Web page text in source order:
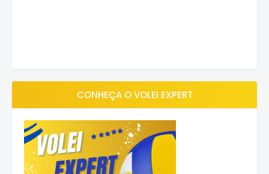
CONHEÇA O VOLEI EXPERT